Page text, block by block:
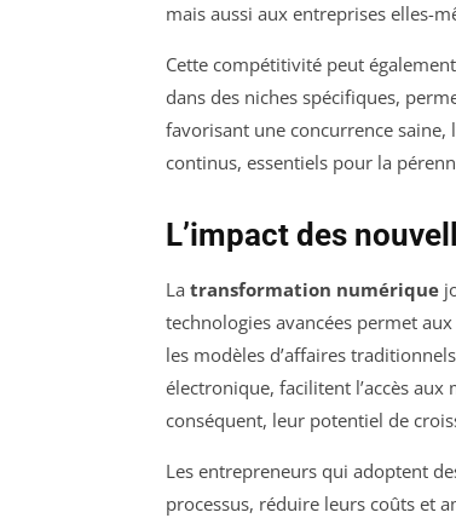
mais aussi aux entreprises elles-
Cette compétitivité peut
dans des niches spécifiques,
favorisant une concurrence saine,
continus, essentiels pour la
L’impact des
La transformation numérique
technologies avancées permet
les modèles d’affaires
électronique, facilitent l’accès aux
conséquent, leur potentiel de
Les entrepreneurs qui adoptent
processus, réduire leurs coûts et